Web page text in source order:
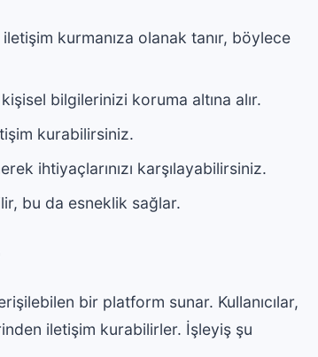
kurmanıza olanak tanır, böylece
bilgilerinizi koruma altına alır.
kurabilirsiniz.
ihtiyaçlarınızı karşılayabilirsiniz.
bu da esneklik sağlar.
bir platform sunar. Kullanıcılar,
iletişim kurabilirler. İşleyiş şu